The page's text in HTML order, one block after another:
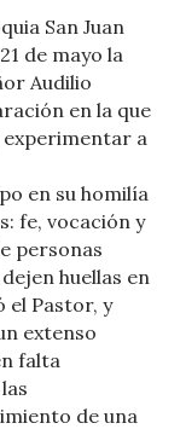
San Juan
de mayo la
Audilio
en la que
a
en su homilía
fe, vocación y
personas
huellas en
el Pastor, y
extenso
falta
de una